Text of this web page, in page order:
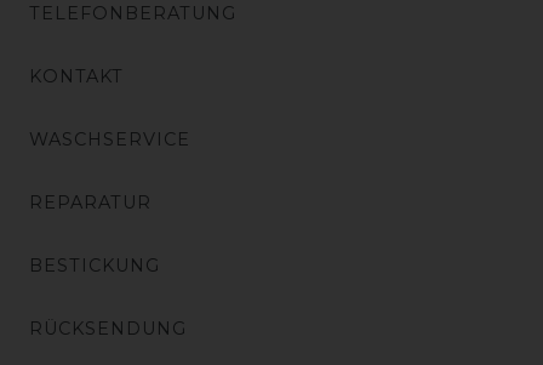
TELEFONBERATUNG
KONTAKT
WASCHSERVICE
REPARATUR
BESTICKUNG
RÜCKSENDUNG